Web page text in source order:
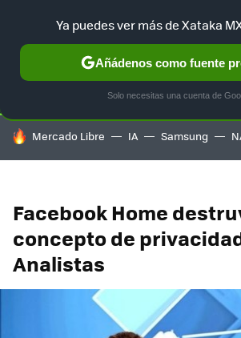
SELECCIÓN GAMING HOME
HOY SE HABLA DE
Mercado Libre IA Samsung
Facebook Home
concepto de
Analistas
Ya puedes ver más de Xataka
Añádenos como fuente
Solo necesitas una cuenta de